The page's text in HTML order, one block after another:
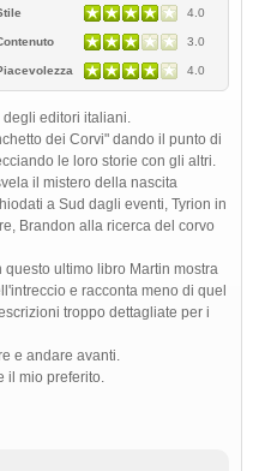
4.0
3.0
4.0
editori italiani.
dei Corvi" dando il punto di
le loro storie con gli altri.
il mistero della nascita
a Sud dagli eventi, Tyrion in
Brandon alla ricerca del corvo
ultimo libro Martin mostra
e racconta meno di quel
troppo dettagliate per i
e andare avanti.
il mio preferito.